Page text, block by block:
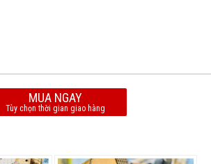
MUA NGAY
Tùy chọn thời gian giao hàng